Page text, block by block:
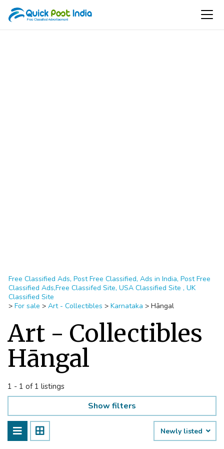
Free Classified Ads, Post Free Classified, Ads in India, Post Free
Classified Ads,Free Classifed Site, USA Classified Site , UK
Classified Site
> For sale > Art - Collectibles > Karnataka > Hāngal
Art - Collectibles
Hāngal
1 - 1 of 1 listings
Show filters
Newly listed